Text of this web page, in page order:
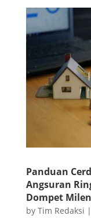
Panduan
Angsuran
Dompet
by Tim Redaksi |